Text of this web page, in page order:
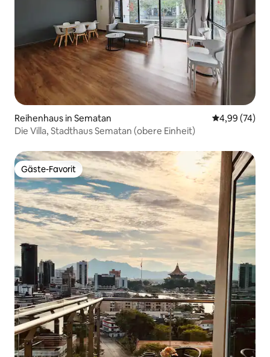
Reihenhaus in Sematan
4,99 (74)
Die Villa, Stadthaus Sematan (obere Einheit)
Gäste-Favorit
Gäste-Favorit